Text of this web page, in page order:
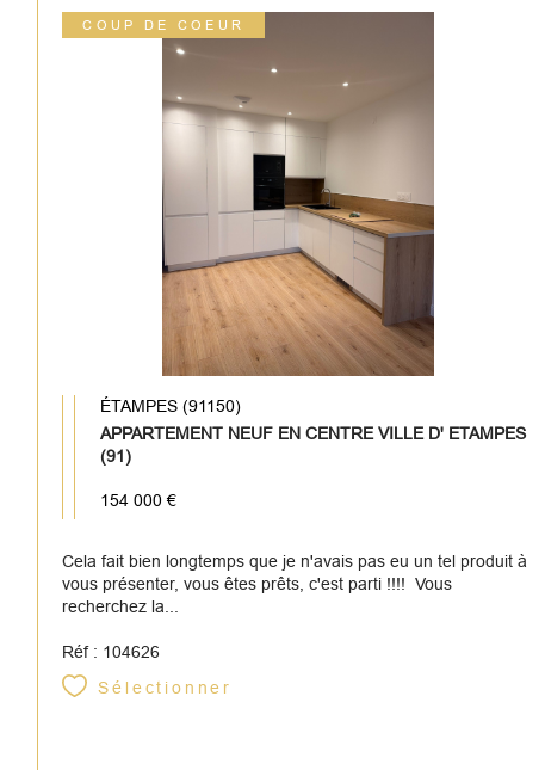
COUP DE COEUR
ÉTAMPES (91150)
APPARTEMENT NEUF EN CENTRE VILLE D' ETAMPES
(91)
154 000 €
Cela fait bien longtemps que je n'avais pas eu un tel produit à
vous présenter, vous êtes prêts, c'est parti !!!! Vous
recherchez la...
Réf : 104626
Sélectionner